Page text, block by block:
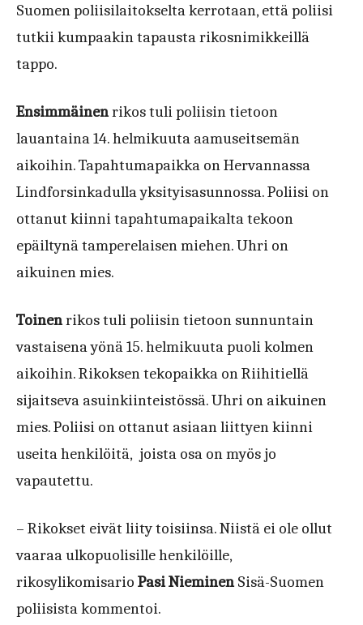
Suomen poliisilaitokselta kerrotaan, että poliisi
tutkii kumpaakin tapausta rikosnimikkeillä
tappo.
Ensimmäinenrikos tuli poliisin tietoon
lauantaina 14. helmikuuta aamuseitsemän
aikoihin. Tapahtumapaikka on Hervannassa
Lindforsinkadulla yksityisasunnossa. Poliisi on
ottanut kiinni tapahtumapaikalta tekoon
epäiltynä tamperelaisen miehen. Uhri on
aikuinen mies.
Toinenrikos tuli poliisin tietoon sunnuntain
vastaisena yönä 15. helmikuuta puoli kolmen
aikoihin. Rikoksen tekopaikka on Riihitiellä
sijaitseva asuinkiinteistössä. Uhri on aikuinen
mies. Poliisi on ottanut asiaan liittyen kiinni
useita henkilöitä, joista osa on myös jo
vapautettu.
– Rikokset eivät liity toisiinsa. Niistä ei ole ollut
vaaraa ulkopuolisille henkilöille,
rikosylikomisario Pasi NieminenSisä-Suomen
poliisista kommentoi.